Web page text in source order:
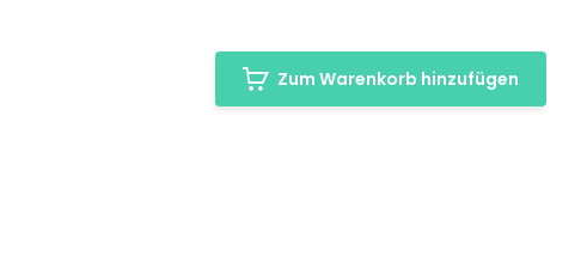
Zum Warenkorb hinzufügen